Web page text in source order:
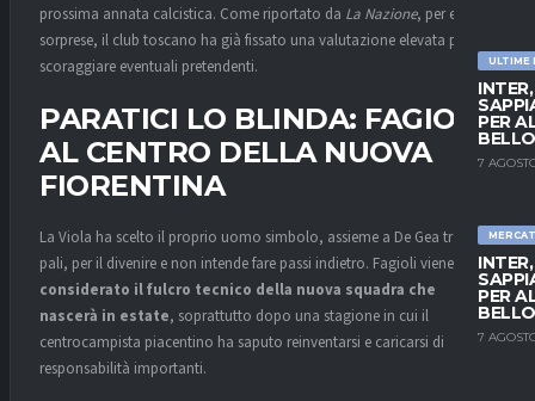
ULTIME
PER
7
PER
7
prossima annata calcistica. Come riportato da La Nazione, per evitare
sorprese, il club toscano ha già fissato una valutazione elevata per
scoraggiare eventuali pretendenti.
PARATICI LO BLINDA: FAGIOLI
AL CENTRO DELLA NUOVA
FIORENTINA
La Viola ha scelto il proprio uomo simbolo, assieme a De Gea tra i
pali, per il divenire e non intende fare passi indietro. Fagioli viene
considerato il fulcro tecnico della nuova squadra che
nascerà in estate, soprattutto dopo una stagione in cui il
centrocampista piacentino ha saputo reinventarsi e caricarsi di
responsabilità importanti.